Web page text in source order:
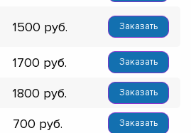
1500 Заказать
1700 Заказать
1800 Заказать
700 Заказать